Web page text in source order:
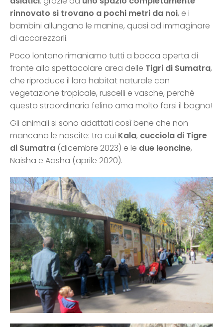
rinnovato si trovano a pochi metri da noi, e i
bambini allungano le manine, quasi ad immaginare
di accarezzarli.
Poco lontano rimaniamo tutti a bocca aperta di
fronte alla spettacolare area delle Tigri di Sumatra,
che riproduce il loro habitat naturale con
vegetazione tropicale, ruscelli e vasche, perché
questo straordinario felino ama molto farsi il bagno!
Gli animali si sono adattati così bene che non
mancano le nascite: tra cui Kala, cucciola di Tigre
di Sumatra (dicembre 2023) e le due leoncine,
Naisha e Aasha (aprile 2020).